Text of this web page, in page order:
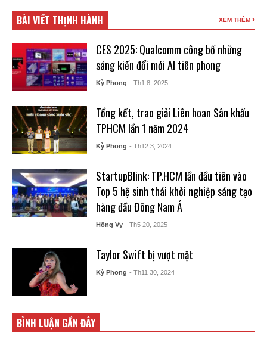
BÀI VIẾT THỊNH HÀNH XEM THÊM
CES 2025: Qualcomm công bố những
sáng kiến đổi mới AI tiên phong
Kỳ Phong - Th1 8, 2025
Tổng kết, trao giải Liên hoan Sân khấu
TPHCM lần 1 năm 2024
Kỳ Phong - Th12 3, 2024
StartupBlink: TP.HCM lần đầu tiên vào
Top 5 hệ sinh thái khởi nghiệp sáng tạo
hàng đầu Đông Nam Á
Hồng Vy - Th5 20, 2025
Taylor Swift bị vượt mặt
Kỳ Phong - Th11 30, 2024
BÌNH LUẬN GẦN ĐÂY